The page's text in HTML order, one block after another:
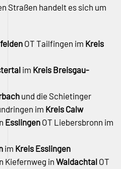
Straßen handelt es sich um
OT Tailfingen im Kreis
im Kreis Breisgau-
und die Schietinger
im Kreis Calw
Esslingen OT Liebersbronn im
im Kreis Esslingen
Kiefernweg in Waldachtal OT